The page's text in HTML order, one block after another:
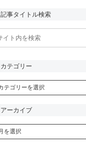
記事タイトル検索
カテゴリー
アーカイブ